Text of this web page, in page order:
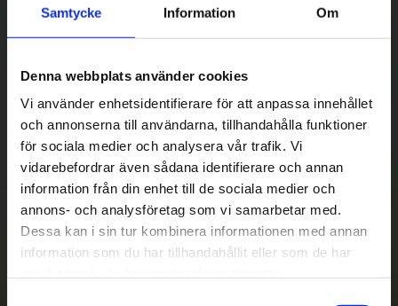
Samtycke Information Om
Denna webbplats använder cookies
Vi använder enhetsidentifierare för att anpassa innehållet
och annonserna till användarna, tillhandahålla funktioner
för sociala medier och analysera vår trafik. Vi
vidarebefordrar även sådana identifierare och annan
information från din enhet till de sociala medier och
annons- och analysföretag som vi samarbetar med.
Dessa kan i sin tur kombinera informationen med annan
information som du har tillhandahållit eller som de har
Betala säkert
|| Välj ||
Snabba leveranser
||
Eller ||
Hämta på lagret med/utan montering